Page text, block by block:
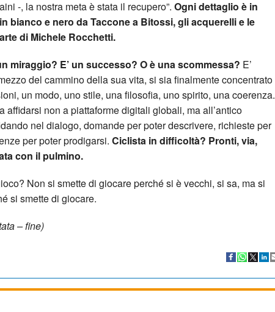
-, la nostra meta è stata il recupero”. Ogni dettaglio è in
bianco e nero da Taccone a Bitossi, gli acquerelli e le
di Michele Rocchetti.
miraggio? E’ un successo? O è una scommessa? E’
del cammino della sua vita, si sia finalmente concentrato
un modo, uno stile, una filosofia, uno spirito, una coerenza.
affidarsi non a piattaforme digitali globali, ma all’antico
nel dialogo, domande per poter descrivere, richieste per
per poter prodigarsi. Ciclista in difficoltà? Pronti, via,
con il pulmino.
Non si smette di giocare perché si è vecchi, si sa, ma si
si smette di giocare.
– fine)